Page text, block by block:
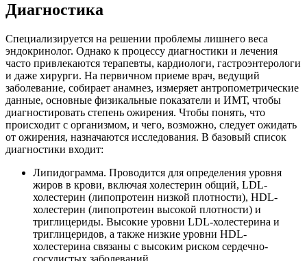
Диагностика
Специализируется на решении проблемы лишнего веса
эндокринолог. Однако к процессу диагностики и лечения
часто привлекаются терапевты, кардиологи, гастроэнтерологи
и даже хирурги. На первичном приеме врач, ведущий
заболевание, собирает анамнез, измеряет антропометрические
данные, основные физикальные показатели и ИМТ, чтобы
диагностировать степень ожирения. Чтобы понять, что
происходит с организмом, и чего, возможно, следует ожидать
от ожирения, назначаются исследования. В базовый список
диагностики входит:
Липидограмма. Проводится для определения уровня
жиров в крови, включая холестерин общий, LDL-
холестерин (липопротеин низкой плотности), HDL-
холестерин (липопротеин высокой плотности) и
триглицериды. Высокие уровни LDL-холестерина и
триглицеридов, а также низкие уровни HDL-
холестерина связаны с высоким риском сердечно-